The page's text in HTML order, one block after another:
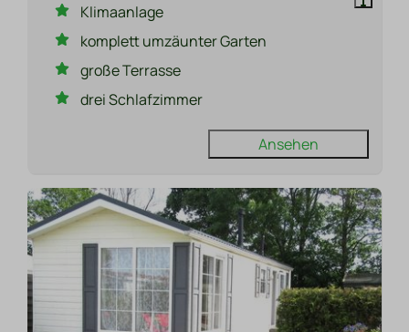
Klimaanlage
komplett umzäunter Garten
große Terrasse
drei Schlafzimmer
Ansehen